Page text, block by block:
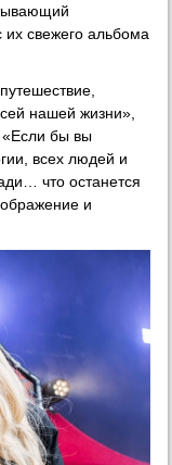
свежего альбома
нашей жизни»,
«Если бы вы
всех людей и
что останется
и